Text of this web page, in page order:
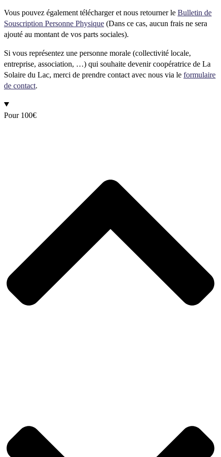
Vous pouvez également télécharger et nous retourner le Bulletin de
Souscription Personne Physique (Dans ce cas, aucun frais ne sera
ajouté au montant de vos parts sociales).
Si vous représentez une personne morale (collectivité locale,
entreprise, association, …) qui souhaite devenir coopératrice de La
Solaire du Lac, merci de prendre contact avec nous via le formulaire
de contact.
Pour 100€